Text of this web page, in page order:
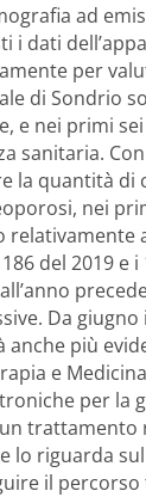
ad
i dati
per
di Sondrio
e nei primi
sanitaria.
la quantità di
nei
del 2019 e
Da
anche più
e
per la
trattamento
lo riguarda
il